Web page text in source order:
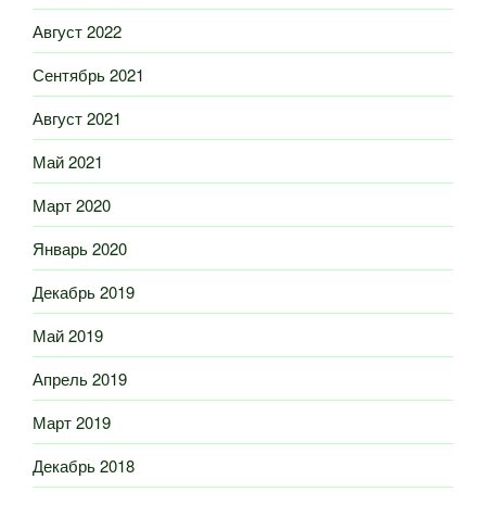
Август 2022
Сентябрь 2021
Август 2021
Май 2021
Март 2020
Январь 2020
Декабрь 2019
Май 2019
Апрель 2019
Март 2019
Декабрь 2018